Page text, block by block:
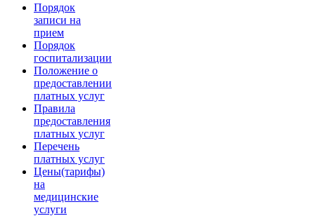
Порядок
записи на
прием
Порядок
госпитализации
Положение о
предоставлении
платных услуг
Правила
предоставления
платных услуг
Перечень
платных услуг
Цены(тарифы)
на
медицинские
услуги